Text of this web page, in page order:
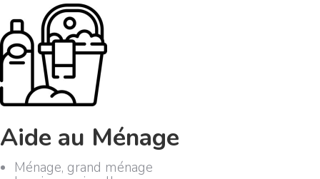
Aide au Ménage
Ménage, grand ménage